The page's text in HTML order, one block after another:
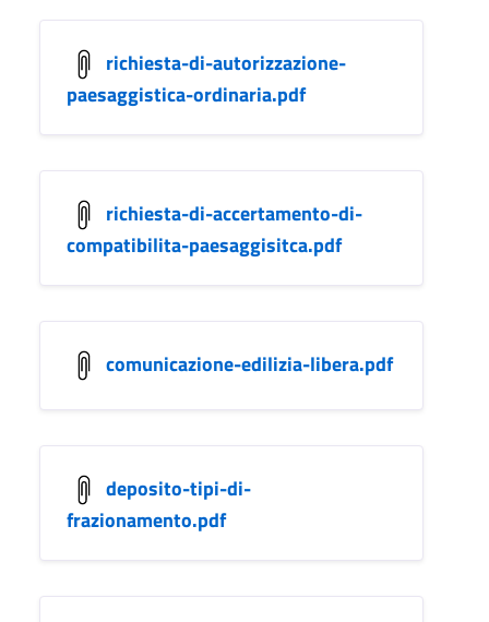
richiesta-di-autorizzazione-
paesaggistica-ordinaria.pdf
richiesta-di-accertamento-di-
compatibilita-paesaggisitca.pdf
comunicazione-edilizia-libera.pdf
deposito-tipi-di-
frazionamento.pdf